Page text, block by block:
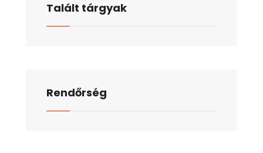
Talált tárgyak
Rendőrség